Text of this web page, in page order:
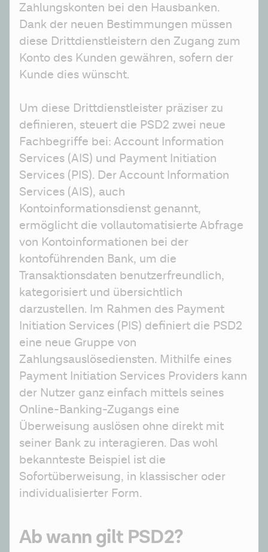
Zahlungskonten bei den Hausbanken.
Dank der neuen Bestimmungen müssen
diese Drittdienstleistern den Zugang zum
Konto des Kunden gewähren, sofern der
Kunde dies wünscht.
Um diese Drittdienstleister präziser zu
definieren, steuert die PSD2 zwei neue
Fachbegriffe bei: Account Information
Services (AIS) und Payment Initiation
Services (PIS). Der Account Information
Services (AIS), auch
Kontoinformationsdienst genannt,
ermöglicht die vollautomatisierte Abfrage
von Kontoinformationen bei der
kontoführenden Bank, um die
Transaktionsdaten benutzerfreundlich,
kategorisiert und übersichtlich
darzustellen. Im Rahmen des Payment
Initiation Services (PIS) definiert die PSD2
eine neue Gruppe von
Zahlungsauslösediensten. Mithilfe eines
Payment Initiation Services Providers kann
der Nutzer ganz einfach mittels seines
Online-Banking-Zugangs eine
Überweisung auslösen ohne direkt mit
seiner Bank zu interagieren. Das wohl
bekannteste Beispiel ist die
Sofortüberweisung, in klassischer oder
individualisierter Form.
Ab wann gilt PSD2?